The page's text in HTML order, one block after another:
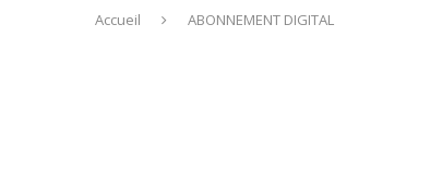
Accueil ABONNEMENT DIGITAL